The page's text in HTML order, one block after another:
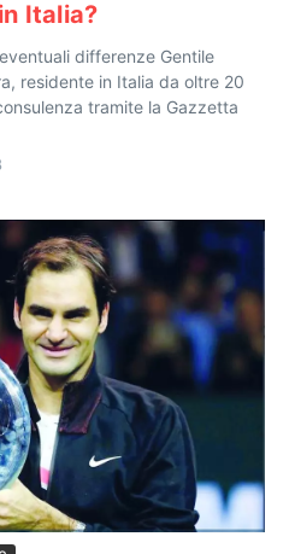
Italia?
differenze Gentile
residente in Italia da oltre 20
tramite la Gazzetta